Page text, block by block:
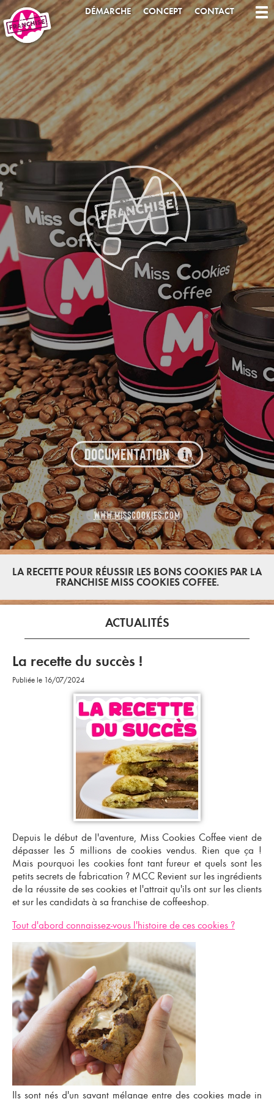
DÉMARCHE CONCEPT CONTACT
DOCUMENTATION
WWW.MISSCOOKIES.COM
LA RECETTE POUR RÉUSSIR LES BONS COOKIES PAR LA
FRANCHISE MISS COOKIES COFFEE.
ACTUALITÉS
La recette du succès !
Publiée le 16/07/2024
Depuis le début de l'aventure, Miss Cookies Coffee vient de
dépasser les 5 millions de cookies vendus. Rien que ça !
Mais pourquoi les cookies font tant fureur et quels sont les
petits secrets de fabrication ? MCC Revient sur les ingrédients
de la réussite de ses cookies et l'attrait qu'ils ont sur les clients
et sur les candidats à sa franchise de coffeeshop.
Tout d'abord connaissez-vous l'histoire de ces cookies ?
Ils sont nés d'un savant mélange entre des cookies made in